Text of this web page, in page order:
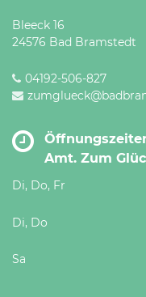
Bleeck 16
24576 Bad Bramstedt
04192-506-827
Amt. Zum
Di, Do, Fr
Di, Do
Sa